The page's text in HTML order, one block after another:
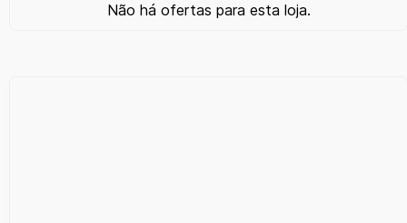
Não há ofertas para esta loja.